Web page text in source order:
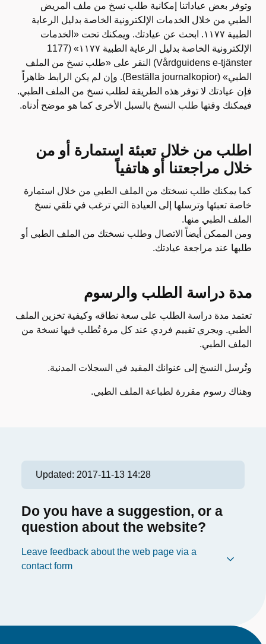
وتوفر بعض عياداتنا إمكانية طلب نسخ من ملف المريض
الطبي من خلال الخدمات الإلكترونية الخاصة بدليل الرعاية
الطبية ١١٧٧. ابحث عن عيادتك. ويمكنك تحت «الخدمات
الإلكترونية الخاصة بدليل الرعاية الطبية ١١٧٧» (1177
Vårdguidens e-tjänster) النقر على «طلب نسخ من الملف
الطبي» (Beställa journalkopior). وإن لم يكن الرابط ظاهراً
فإن عيادتك لا توفر هذه الطريقة لطلب نسخ من الملف الطبي.
فيمكنك وقتها طلب النسخ بالسبل الأخرى كما هو موضح أدناه.
اطلب من خلال تعبئة استمارة أو من
خلال مراجعتنا أو هاتفياً
كما يمكنك طلب نسختك من الملف الطبي من خلال استمارة
خاصة تعبئها وترسلها إلى العيادة التي ترغب في تلقي نسخ
الملف الطبي منها.
ومن الممكن أيضاً الاتصال وطلب نسختك من الملف الطبي أو
طلبها عند مراجعة عيادتك.
مدة دراسة الطلب والرسوم
تعتمد مدة دراسة الطلب على سعة نطاقه وكيفية تخزين الملف
الطبي. ويجري تقييم فردي عند كل مرة تُطلب فيها نسخة من
الملف الطبي.
وتُرسل النسخ إلى عنوانك المقيد في السجلات المدنية.
وهناك رسوم مقررة لطباعة الملف الطبي.
Updated: 2017-11-13 14:28
Do you have a suggestion, or a
question about the website?
Leave feedback about the web page via a
contact form